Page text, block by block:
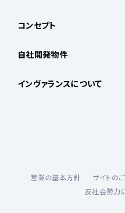
コンセプト
自社開発物件
インヴァランスについて
営業の基本方針 サイトの
反社会勢力